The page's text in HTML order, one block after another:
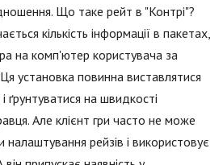
Що таке рейт в "Контрі"?
кількість інформації в пакетах,
на комп'ютер користувача за
установка повинна виставлятися
ґрунтуватися на швидкості
Але клієнт гри часто не може
рейзів і використовує